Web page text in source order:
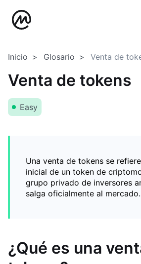
Inicio Glosario Venta de
Venta de tokens
Easy
Una venta de tokens se
inicial de un token de
grupo privado de inversores
salga oficialmente al mercado.
¿Qué es una